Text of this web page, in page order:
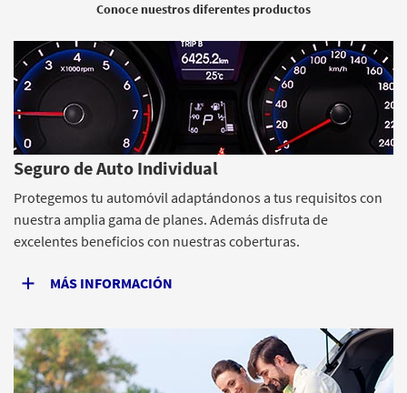
Conoce nuestros diferentes productos
Seguro de Auto Individual
Protegemos tu automóvil adaptándonos a tus requisitos con
nuestra amplia gama de planes. Además disfruta de
excelentes beneficios con nuestras coberturas.
MÁS INFORMACIÓN